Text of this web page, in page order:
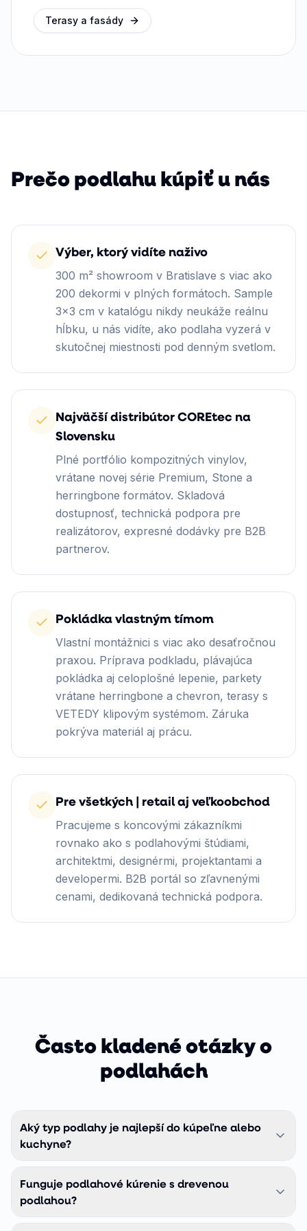
Terasy a fasády
Prečo podlahu kúpiť u nás
Výber, ktorý vidíte naživo
300 m² showroom v Bratislave s viac ako
200 dekormi v plných formátoch. Sample
3×3 cm v katalógu nikdy neukáže reálnu
hĺbku, u nás vidíte, ako podlaha vyzerá v
skutočnej miestnosti pod denným svetlom.
Najväčší distribútor COREtec na
Slovensku
Plné portfólio kompozitných vinylov,
vrátane novej série Premium, Stone a
herringbone formátov. Skladová
dostupnosť, technická podpora pre
realizátorov, expresné dodávky pre B2B
partnerov.
Pokládka vlastným tímom
Vlastní montážnici s viac ako desaťročnou
praxou. Príprava podkladu, plávajúca
pokládka aj celoplošné lepenie, parkety
vrátane herringbone a chevron, terasy s
VETEDY klipovým systémom. Záruka
pokrýva materiál aj prácu.
Pre všetkých | retail aj veľkoobchod
Pracujeme s koncovými zákazníkmi
rovnako ako s podlahovými štúdiami,
architektmi, designérmi, projektantami a
developermi. B2B portál so zľavnenými
cenami, dedikovaná technická podpora.
Často kladené otázky o
podlahách
Aký typ podlahy je najlepší do kúpeľne alebo
kuchyne?
Kompozitná vinylová podlaha COREtec. Je 100 %
vodoodolná, znesie zaplavenie aj dlhodobú vlhkosť, a
zároveň vyzerá ako pravé drevo. Klasické drevo aj
Funguje podlahové kúrenie s drevenou
podlahou?
Áno, ale s obmedzeniami. Tenšie (10–13 mm) drevené